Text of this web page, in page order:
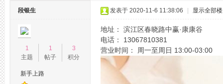
段银生
1
主题
1
帖子
3
积分
新手上路
发表于 2020-11-6 11:38:06 显示全部
地址： 滨江区春晓路中赢·康康谷
电话： 13067810381
营业时间： 周一至周日 13:00-03:00